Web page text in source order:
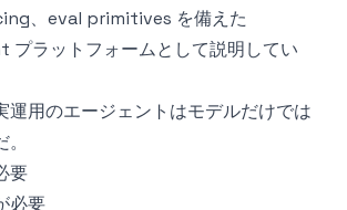
、eval primitives を備えた
ラットフォームとして説明してい
運用のエージェントはモデルだけでは
要
必要